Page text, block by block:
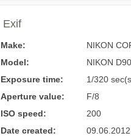
Exif
Make:
NIKON
Model:
NIKON D90
Exposure time:
1/320
Aperture value:
F/8
ISO speed:
200
Date created: